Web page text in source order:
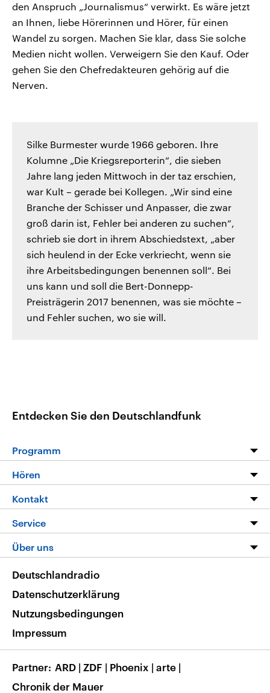
den Anspruch „Journalismus“ verwirkt. Es wäre jetzt
an Ihnen, liebe Hörerinnen und Hörer, für einen
Wandel zu sorgen. Machen Sie klar, dass Sie solche
Medien nicht wollen. Verweigern Sie den Kauf. Oder
gehen Sie den Chefredakteuren gehörig auf die
Nerven.
Silke Burmester wurde 1966 geboren. Ihre
Kolumne „Die Kriegsreporterin“, die sieben
Jahre lang jeden Mittwoch in der taz erschien,
war Kult – gerade bei Kollegen. „Wir sind eine
Branche der Schisser und Anpasser, die zwar
groß darin ist, Fehler bei anderen zu suchen“,
schrieb sie dort in ihrem Abschiedstext, „aber
sich heulend in der Ecke verkriecht, wenn sie
ihre Arbeitsbedingungen benennen soll“. Bei
uns kann und soll die Bert-Donnepp-
Preisträgerin 2017 benennen, was sie möchte –
und Fehler suchen, wo sie will.
Entdecken Sie den Deutschlandfunk
Programm
Programm
Die Nachrichten
Nachrichtenleicht
Neue Beiträge auf dlf.de
Hören
Livestream
Podcasts
Deutschlandfunk App
Nachrichten App
Frequenzen
Kontakt
Hörerservice
Service
FAQ
Veranstaltungen
Musikliste
RSS
Über uns
Barrierefreiheit
Deutschlandradio
Datenschutzerklärung
Nutzungsbedingungen
Impressum
Partner ARD | ZDF | Phoenix | arte |
Chronik der Mauer